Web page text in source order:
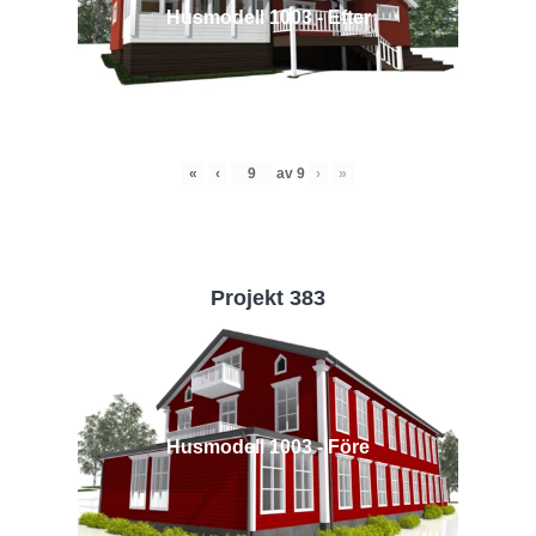
Husmodell 1003 - Efter
« ‹ av 9 › »
Projekt 383
Husmodell 1003 - Före